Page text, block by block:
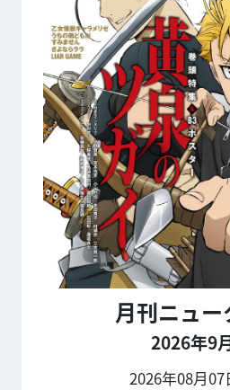
月刊ニュ
2026年9
2026年08月07